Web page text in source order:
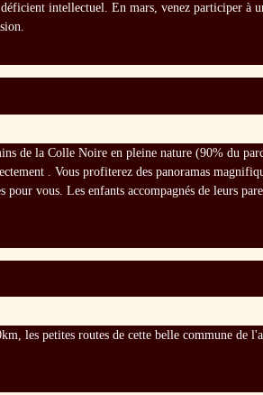
intellectuel. En mars, venez participer à
de la Colle Noire en pleine nature (90% du
. Vous profiterez des panoramas
vous. Les enfants accompagnés de leurs
les petites routes de cette belle commune de